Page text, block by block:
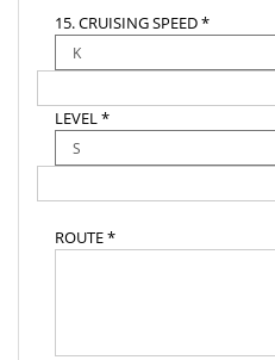
15. CRUISING SPEED *
LEVEL *
ROUTE *